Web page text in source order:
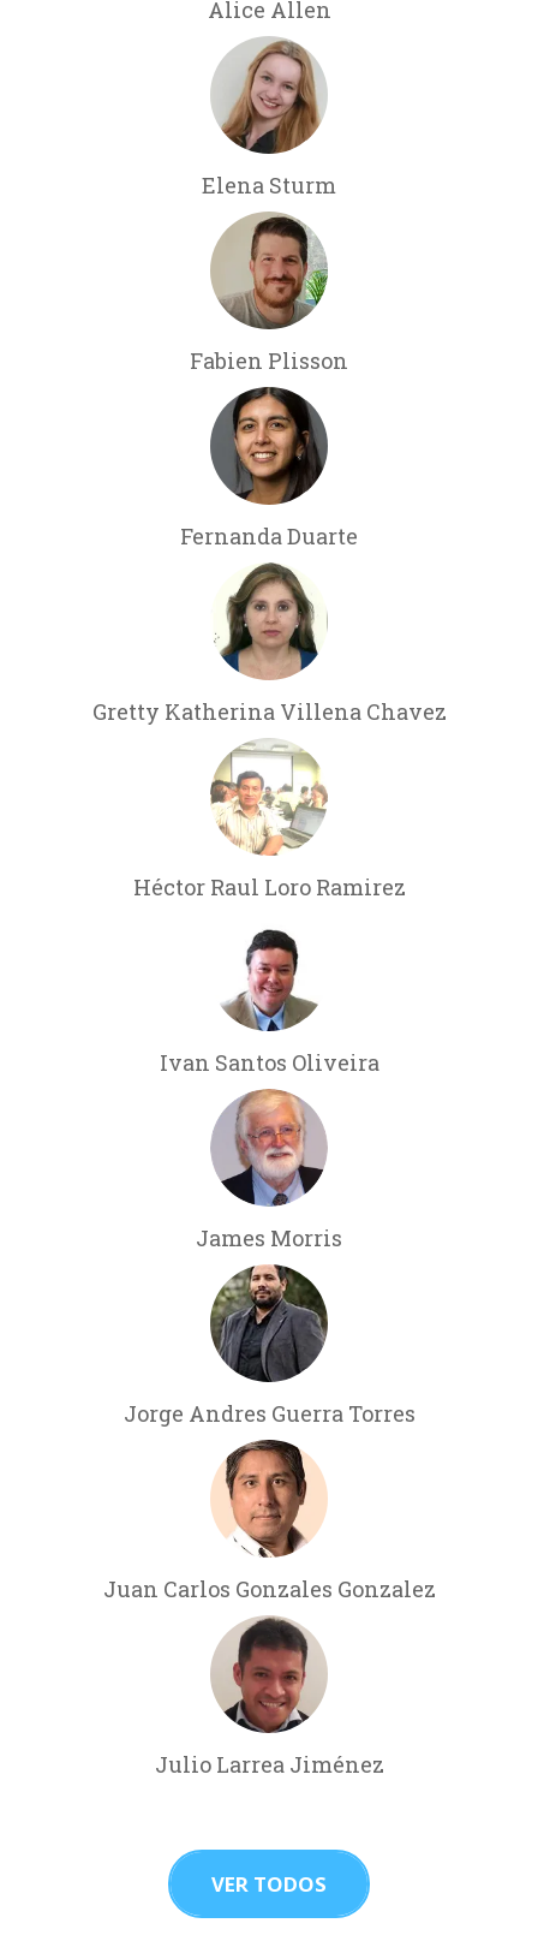
Alice Allen
Elena Sturm
Fabien Plisson
Fernanda Duarte
Gretty Katherina Villena Chavez
Héctor Raul Loro Ramirez
Ivan Santos Oliveira
James Morris
Jorge Andres Guerra Torres
Juan Carlos Gonzales Gonzalez
Julio Larrea Jiménez
VER TODOS